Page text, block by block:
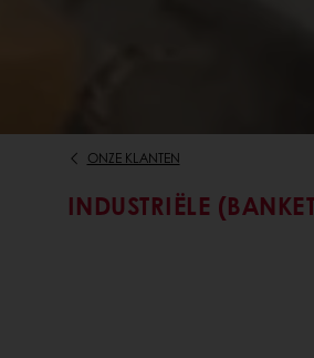
ONZE KLANTEN
INDUSTRIËLE